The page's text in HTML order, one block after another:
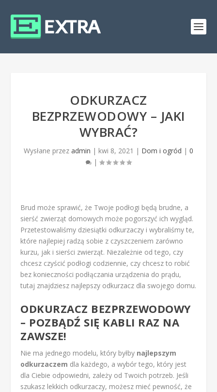
ODKURZACZ
BEZPRZEWODOWY – JAKI
WYBRAĆ?
Wysłane przez admin | kwi 8, 2021 | Dom i ogród | 0
|
Brud może sprawić, że Twoje podłogi będą brudne, a
sierść zwierząt domowych może pogorszyć ich wygląd.
Przetestowaliśmy dziesiątki odkurzaczy i wybraliśmy te,
które najlepiej radzą sobie z czyszczeniem zarówno
kurzu, jak i sierści zwierząt. Niezależnie od tego, czy
chcesz czyścić podłogi codziennie, czy chcesz to robić
bez konieczności podłączania urządzenia do prądu,
tutaj znajdziesz najlepszy odkurzacz dla swojego domu.
ODKURZACZ BEZPRZEWODOWY
– POZBĄDŹ SIĘ KABLI RAZ NA
ZAWSZE!
Nie ma jednego modelu, który byłby najlepszym
odkurzaczem dla każdego, a wybór tego, który jest
dla Ciebie odpowiedni, zależy od Twoich potrzeb. Jeśli
szukasz lekkich odkurzaczy, możesz mieć pewność, że